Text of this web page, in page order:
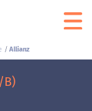
Allianz
B)